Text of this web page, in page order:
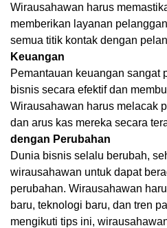
Wirausahawan harus
memberikan layanan
semua titik kontak dengan
Keuangan
Pemantauan keuangan sangat
bisnis secara efektif dan
Wirausahawan harus melacak
dan arus kas mereka secara
dengan Perubahan
Dunia bisnis selalu berubah,
wirausahawan untuk dapat
perubahan. Wirausahawan
baru, teknologi baru, dan tren
mengikuti tips ini,